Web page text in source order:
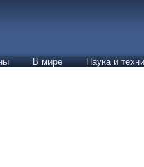
В мире Наука и